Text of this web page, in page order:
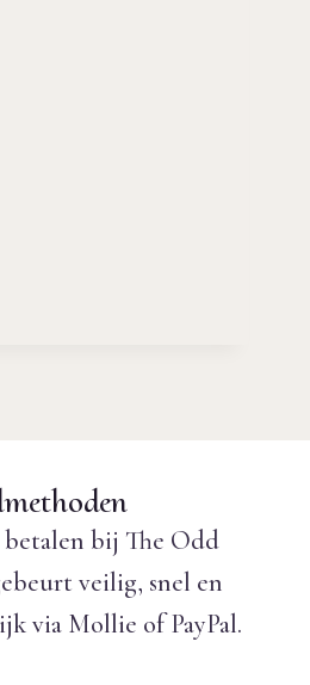
bij The Odd
veilig, snel en
via Mollie of PayPal.